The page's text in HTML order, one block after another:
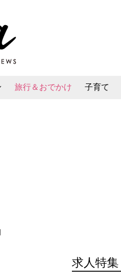
旅行＆おでかけ 子育て
求人特集